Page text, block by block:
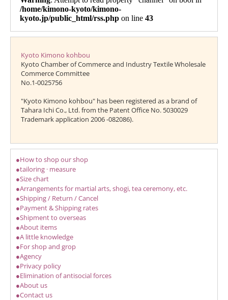
Kyoto Kimono kohbou
Kyoto Chamber of Commerce and Industry Textile Wholesale
Commerce Committee
No.1-0025756
"Kyoto Kimono kohbou" has been registered as a brand of
Tahara Ichi Co., Ltd. from the Patent Office No. 5030029
Trademark application 2006 -082086).
●How to shop our shop
●tailoring · measure
●Size chart
●Arrangements for martial arts, shogi, tea ceremony, etc.
●Shipping / Return / Cancel
●Payment & Shipping rates
●Shipment to overseas
●About items
●A little knowledge
●For shop and grop
●Agency
●Privacy policy
●Elimination of antisocial forces
●About us
●Contact us